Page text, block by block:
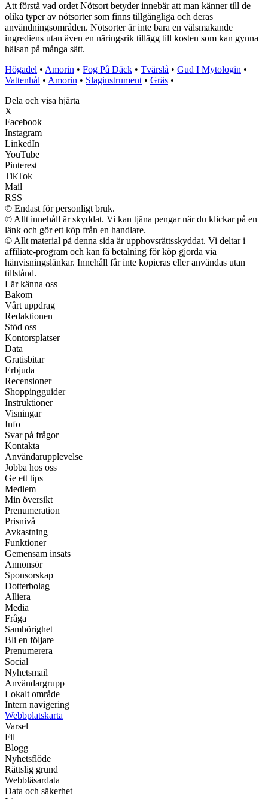
Att förstå vad ordet Nötsort betyder innebär att man känner till de
olika typer av nötsorter som finns tillgängliga och deras
användningsområden. Nötsorter är inte bara en välsmakande
ingrediens utan även en näringsrik tillägg till kosten som kan gynna
hälsan på många sätt.
Högadel • Amorin • Fog På Däck • Tvärslå • Gud I Mytologin •
Vattenhål • Amorin • Slaginstrument • Gräs •
Dela och visa hjärta
X
Facebook
Instagram
LinkedIn
YouTube
Pinterest
TikTok
Mail
RSS
© Endast för personligt bruk.
© Allt innehåll är skyddat. Vi kan tjäna pengar när du klickar på en
länk och gör ett köp från en handlare.
© Allt material på denna sida är upphovsrättsskyddat. Vi deltar i
affiliate-program och kan få betalning för köp gjorda via
hänvisningslänkar. Innehåll får inte kopieras eller användas utan
tillstånd.
Lär känna oss
Bakom
Vårt uppdrag
Redaktionen
Stöd oss
Kontorsplatser
Data
Gratisbitar
Erbjuda
Recensioner
Shoppingguider
Instruktioner
Visningar
Info
Svar på frågor
Kontakta
Användarupplevelse
Jobba hos oss
Ge ett tips
Medlem
Min översikt
Prenumeration
Prisnivå
Avkastning
Funktioner
Gemensam insats
Annonsör
Sponsorskap
Dotterbolag
Alliera
Media
Fråga
Samhörighet
Bli en följare
Prenumerera
Social
Nyhetsmail
Användargrupp
Lokalt område
Intern navigering
Webbplatskarta
Varsel
Fil
Blogg
Nyhetsflöde
Rättslig grund
Webbläsardata
Data och säkerhet